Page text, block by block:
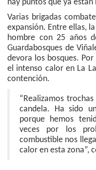
hay puntos que ya
Varias brigadas
expansión. Entre ellas,
hombre con 25 años
Guardabosques de
devora los bosques.
el intenso calor en La
contención.
“Realizamos
candela. Ha sido
porque hemos
veces por los
combustible nos
calor en esta zona”,